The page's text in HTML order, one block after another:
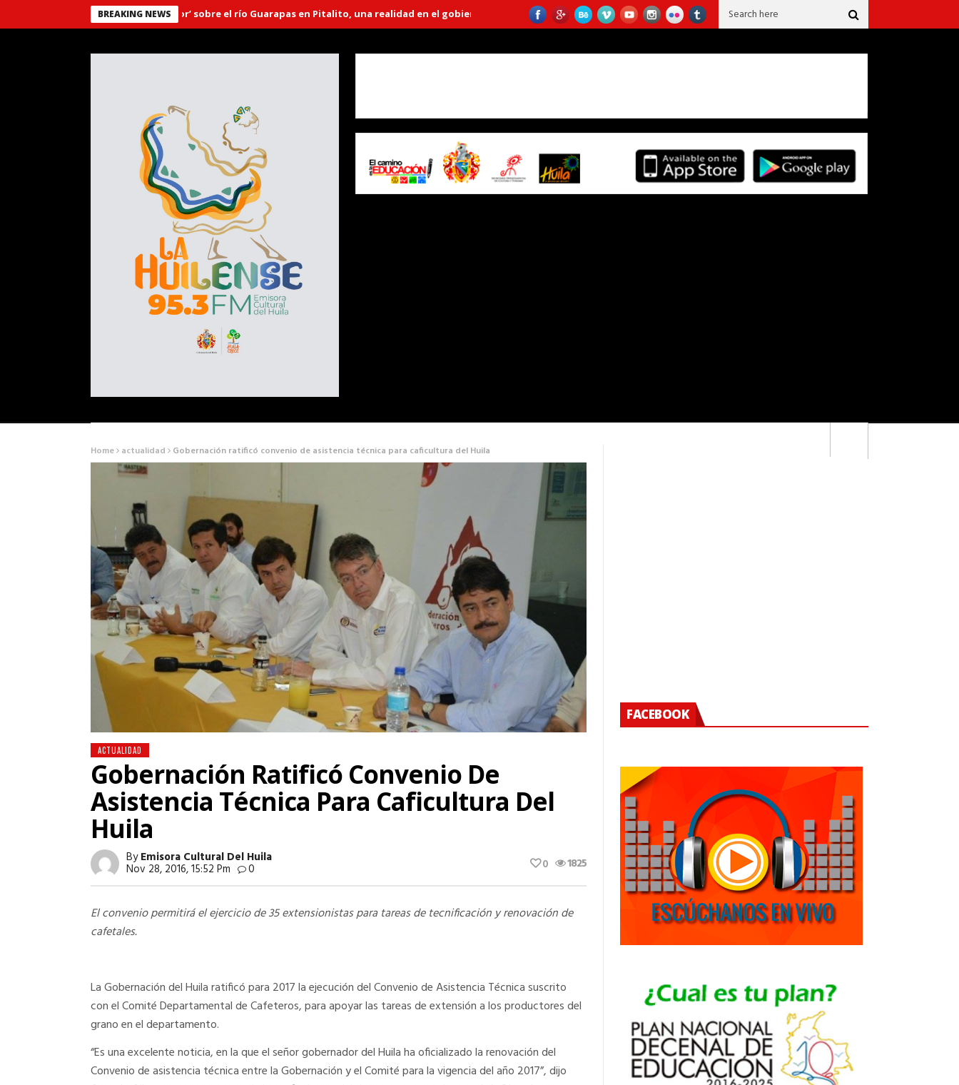
BREAKING NEWS
Puente ‘El Libertador’ sobre el río Guarapas en Pitalito, una realidad en el gobierno “Huila Crece” Emprendedora lleva más de 40 años confeccionando la falda del sanjuanero Huilense.
Home actualidad Gobernación ratificó convenio de asistencia técnica para caficultura del Huila
ACTUALIDAD
Gobernación Ratificó Convenio De
Asistencia Técnica Para Caficultura Del
Huila
ByEmisora Cultural Del Huila
Nov 28, 2016, 15:52 Pm 0 1825
0
El convenio permitirá el ejercicio de 35 extensionistas para tareas de tecnificación y renovación de
cafetales.
La Gobernación del Huila ratificó para 2017 la ejecución del Convenio de Asistencia Técnica suscrito
con el Comité Departamental de Cafeteros, para apoyar las tareas de extensión a los productores del
grano en el departamento.
“Es una excelente noticia, en la que el señor gobernador del Huila ha oficializado la renovación del
Convenio de asistencia técnica entre la Gobernación y el Comité para la vigencia del año 2017”, dijo
FACEBOOK